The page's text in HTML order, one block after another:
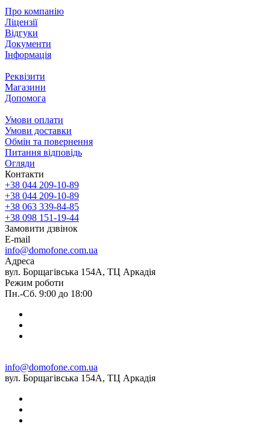
Про компанію
Ліцензії
Відгуки
Документи
Інформація
Реквізити
Магазини
Допомога
Умови оплати
Умови доставки
Обмін та повернення
Питання відповідь
Огляди
Контакти
+38 044 209-10-89
+38 044 209-10-89
+38 063 339-84-85
+38 098 151-19-44
Замовити дзвінок
E-mail
info@domofone.com.ua
Адреса
вул. Борщагівська 154А, ТЦ Аркадія
Режим роботи
Пн.-Сб. 9:00 до 18:00
info@domofone.com.ua
вул. Борщагівська 154А, ТЦ Аркадія